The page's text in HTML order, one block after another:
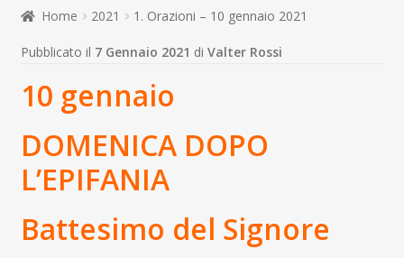
Home 2021 1. Orazioni – 10 gennaio 2021
Pubblicato il 7 Gennaio 2021 di Valter Rossi
10 gennaio
DOMENICA DOPO
L’EPIFANIA
Battesimo del Signore